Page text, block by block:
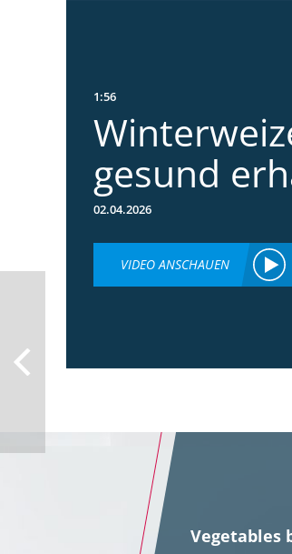
1:56
gesund
02.04.2026
VIDEO ANSCHAUEN
Vegetables